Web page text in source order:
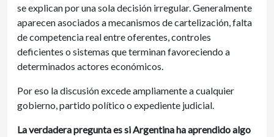
se explican por una sola decisión irregular. Generalmente
aparecen asociados a mecanismos de cartelización, falta
de competencia real entre oferentes, controles
deficientes o sistemas que terminan favoreciendo a
determinados actores económicos.
Por eso la discusión excede ampliamente a cualquier
gobierno, partido político o expediente judicial.
La verdadera pregunta es si Argentina ha aprendido algo